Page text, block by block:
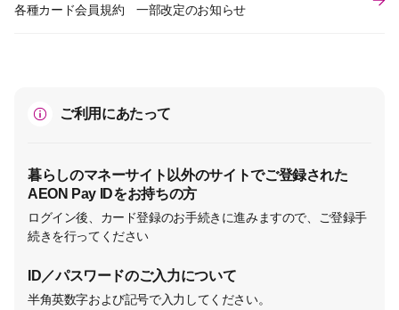
各種カード会員規約 一部改定のお知らせ
ご利用にあたって
暮らしのマネーサイト以外のサイトでご登録された
AEON Pay IDをお持ちの方
ログイン後、カード登録のお手続きに進みますので、ご登録手
続きを行ってください
ID／パスワードのご入力について
半角英数字および記号で入力してください。